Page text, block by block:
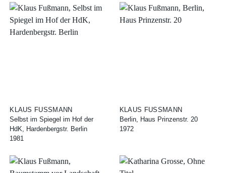
KLAUS FUSSMANN
Selbst im Spiegel im Hof der
HdK, Hardenbergstr. Berlin
1981
KLAUS FUSSMANN
Berlin, Haus Prinzenstr. 20
1972